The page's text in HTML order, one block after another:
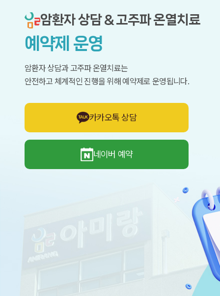
암환자 상담 & 고주파 온열치료
예약제 운영
암환자 상담과 고주파 온열치료는
안전하고 체계적인 진행을 위해 예약제로 운영됩니다.
카카오톡 상담
네이버 예약